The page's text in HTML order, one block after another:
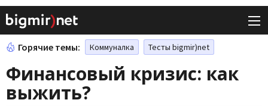
Горячие темы: Коммуналка Тесты bigmir)net
Финансовый кризис: как
выжить?